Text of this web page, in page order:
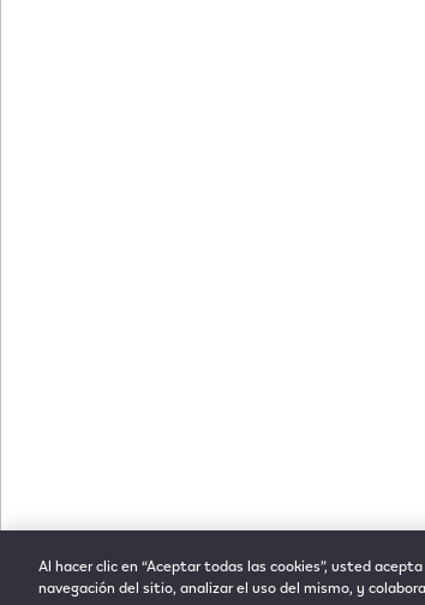
Al hacer clic en “Aceptar todas las cookies”, usted
navegación del sitio, analizar el uso del mismo, y